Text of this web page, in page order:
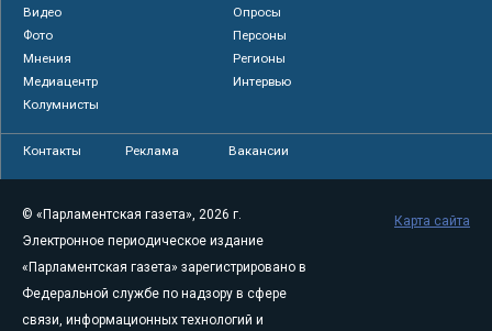
Видео
Опросы
Фото
Персоны
Мнения
Регионы
Медиацентр
Интервью
Колумнисты
Контакты Реклама Вакансии
© «Парламентская газета», 2026 г.
Электронное периодическое издание
«Парламентская газета» зарегистрировано в
Федеральной службе по надзору в сфере
связи, информационных технологий и
Карта сайта